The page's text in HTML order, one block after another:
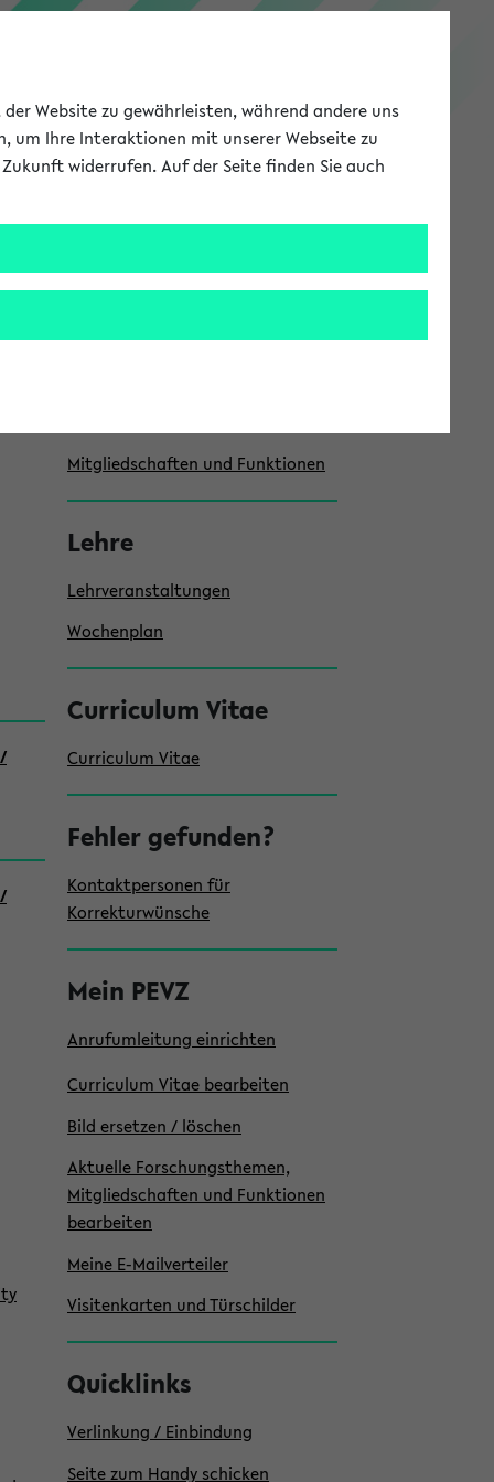
PEVZ
S
e
i
n
Forschung
Mein Forschungsprofil
Mitgliedschaften und Funktionen
Lehre
Lehrveranstaltungen
Wochenplan
Curriculum Vitae
Curriculum Vitae
Fehler gefunden?
Kontaktpersonen für
Korrekturwünsche
Mein PEVZ
Anrufumleitung einrichten
Curriculum Vitae bearbeiten
Bild ersetzen / löschen
Aktuelle Forschungsthemen,
Mitgliedschaften und Funktionen
bearbeiten
Meine E-Mailverteiler
Visitenkarten und Türschilder
Quicklinks
Verlinkung / Einbindung
Seite zum Handy schicken
Website zu gewährleisten, während andere uns
um Ihre Interaktionen mit unserer Webseite zu
widerrufen. Auf der Seite finden Sie auch